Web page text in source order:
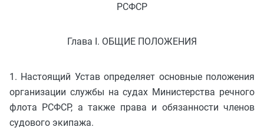
РСФСР
Глава I. ОБЩИЕ ПОЛОЖЕНИЯ
1. Настоящий Устав определяет основные положения
организации службы на судах Министерства речного
флота РСФСР, а также права и обязанности членов
судового экипажа.